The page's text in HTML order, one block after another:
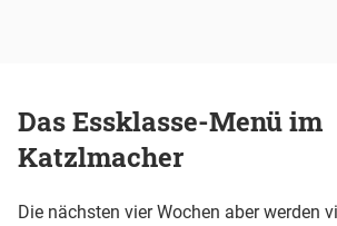
Das Essklasse-Menü im
Katzlmacher
Die nächsten vier Wochen aber werden